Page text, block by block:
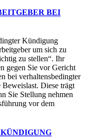
BEI
Kündigung
um sich zu
zu stellen“. Ihr
gegen Sie vor Gericht
bei verhaltensbedingter
Diese trägt
Sie Stellung nehmen
vor dem